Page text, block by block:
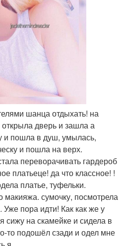
шанца отдыхать! на
дверь и зашла а
и пошла в душ, умылась,
и пошла на верх.
переворачивать гардероб
платьеце! да что классное! !
платье, туфельки.
сумочку, посмотрела
пора идти! Как как же у
сижу на скамейке и сидела в
то подошёл сзади и одел мне